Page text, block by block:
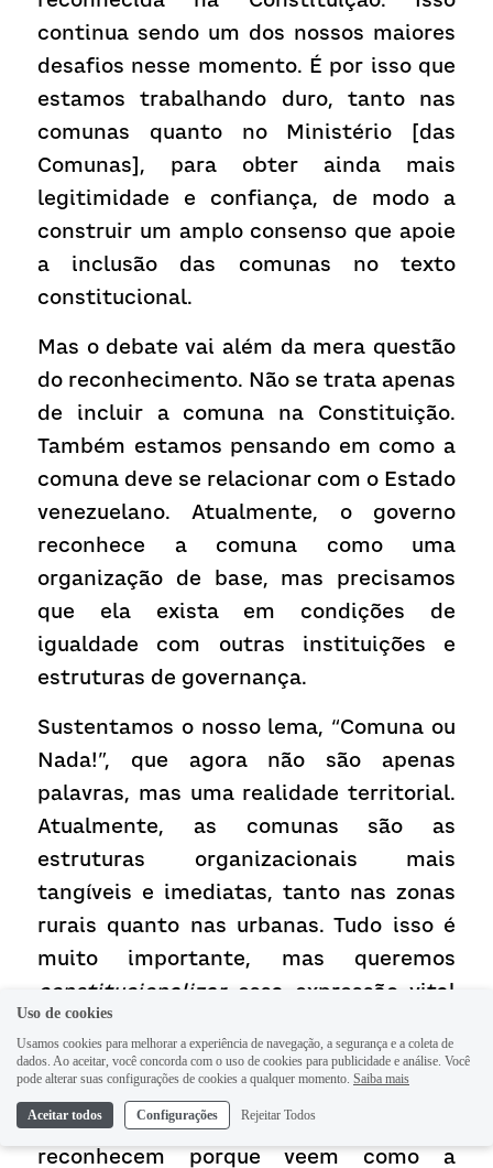
continua sendo um dos nossos maiores
desafios nesse momento. É por isso que
estamos trabalhando duro, tanto nas
comunas quanto no Ministério [das
Comunas], para obter ainda mais
legitimidade e confiança, de modo a
construir um amplo consenso que apoie
a inclusão das comunas no texto
constitucional.
Mas o debate vai além da mera questão
do reconhecimento. Não se trata apenas
de incluir a comuna na Constituição.
Também estamos pensando em como a
comuna deve se relacionar com o Estado
venezuelano. Atualmente, o governo
reconhece a comuna como uma
organização de base, mas precisamos
que ela exista em condições de
igualdade com outras instituições e
estruturas de governança.
Sustentamos o nosso lema, “Comuna ou
Nada!”, que agora não são apenas
palavras, mas uma realidade territorial.
Atualmente, as comunas são as
estruturas organizacionais mais
tangíveis e imediatas, tanto nas zonas
rurais quanto nas urbanas. Tudo isso é
constitucionalizar essa expressão vital
do poder popular. Mesmo aqueles que
não concordam plenamente com o
governo ou com a revolução reconhecem
a legitimidade da comuna — e a
reconhecem porque veem como a
Uso de cookies
Usamos cookies para melhorar a experiência de navegação, a segurança e a coleta de
dados. Ao aceitar, você concorda com o uso de cookies para publicidade e análise. Você
pode alterar suas configurações de cookies a qualquer momento. Saiba mais
Aceitar todos Configurações Rejeitar Todos